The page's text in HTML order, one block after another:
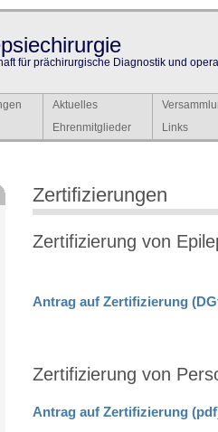
für prächirurgische Diagnostik und
Aktuelles
Ehrenmitglieder Links
Zertifizierungen
Zertifizierung von
Antrag auf Zertifizierung
Zertifizierung von
Antrag auf Zertifizierung